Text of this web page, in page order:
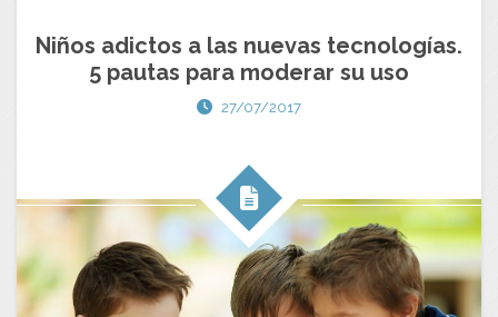
Niños adictos a las nuevas tecnologías.
5 pautas para moderar su uso
27/07/2017